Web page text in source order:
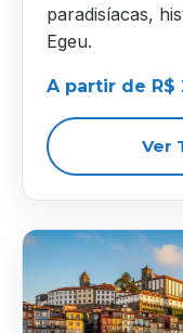
paradisíacas,
Egeu.
A partir de R$
Ver